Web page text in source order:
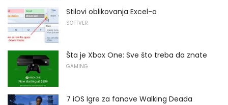
Stilovi oblikovanja Excel-a
SOFTVER
Šta je Xbox One: Sve što treba da znate
GAMING
7 iOS Igre za fanove Walking Deada